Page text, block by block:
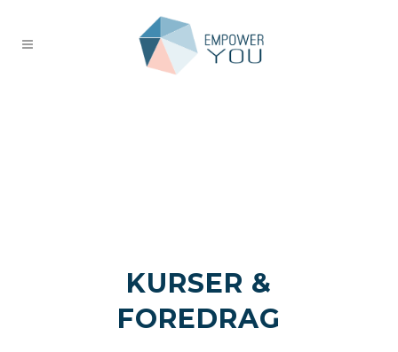
KURSER &
FOREDRAG